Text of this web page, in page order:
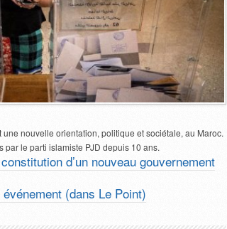
nouvelle orientation, politique et sociétale, au Maroc.
le parti islamiste PJD depuis 10 ans.
d’un nouveau gouvernement
(dans Le Point)